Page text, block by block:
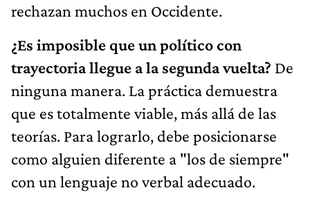
rechazan muchos en Occidente.
¿Es imposible que un político con
trayectoria llegue a la segunda vuelta? De
ninguna manera. La práctica demuestra
que es totalmente viable, más allá de las
teorías. Para lograrlo, debe posicionarse
como alguien diferente a "los de siempre"
con un lenguaje no verbal adecuado.